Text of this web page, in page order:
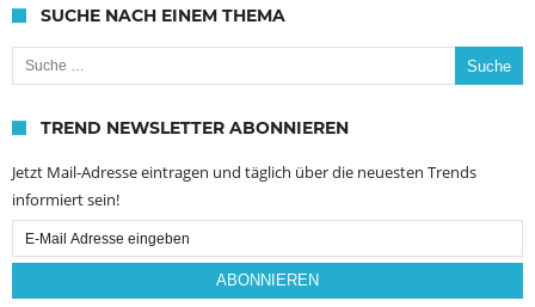
SUCHE NACH EINEM THEMA
Suche nach:
TREND NEWSLETTER ABONNIEREN
Jetzt Mail-Adresse eintragen und täglich über die neuesten Trends
informiert sein!
Email
Subscription
ABONNIEREN